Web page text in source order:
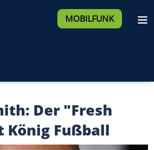
MOBILFUNK
Der "Fresh
König Fußball